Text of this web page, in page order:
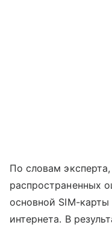
По словам
распространенных
основной SIM-
интернета. В